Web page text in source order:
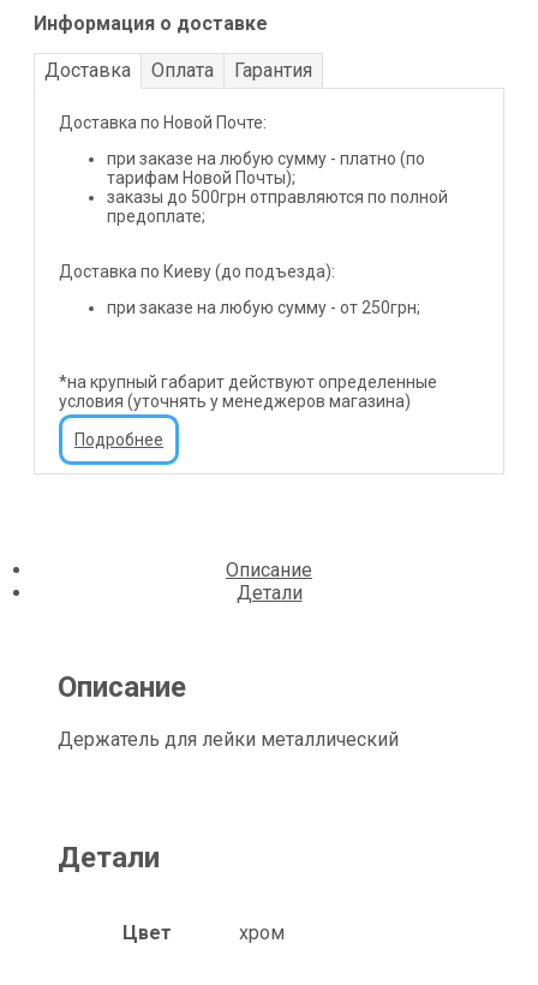
Информация о доставке
Доставка Оплата Гарантия
Доставка по Новой Почте:
при заказе на любую сумму - платно (по
тарифам Новой Почты);
заказы до 500грн отправляются по полной
предоплате;
Доставка по Киеву (до подъезда):
при заказе на любую сумму - от 250грн;
*на крупный габарит действуют определенные
условия (уточнять у менеджеров магазина)
Подробнее
Описание
Детали
Описание
Держатель для лейки металлический
Детали
Цвет хром